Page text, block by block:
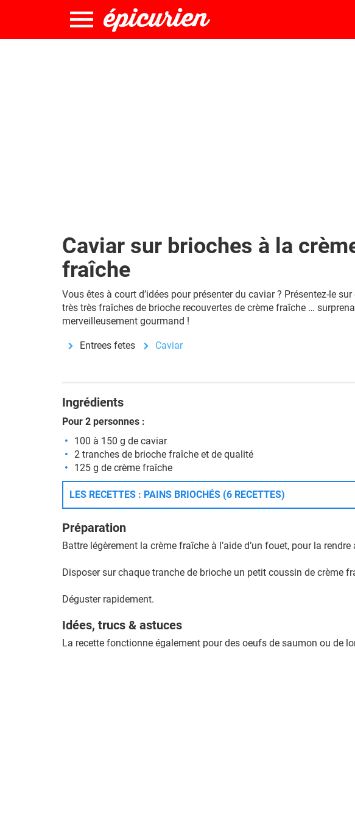
Caviar sur brioches à la
fraîche
Vous êtes à court d’idées pour présenter du caviar ? Présentez-le
très très fraîches de brioche recouvertes de crème fraîche …
merveilleusement gourmand !
Entrees fetes Caviar
Ingrédients
Pour 2 personnes :
100 à 150 g de caviar
2 tranches de brioche fraîche et de qualité
125 g de crème fraîche
LES RECETTES : PAINS BRIOCHÉS (6 RECETTES)
Préparation
Battre légèrement la crème fraîche à l’aide d’un fouet, pour la rendre
Disposer sur chaque tranche de brioche un petit coussin de crème
Déguster rapidement.
Idées, trucs & astuces
La recette fonctionne également pour des oeufs de saumon ou de